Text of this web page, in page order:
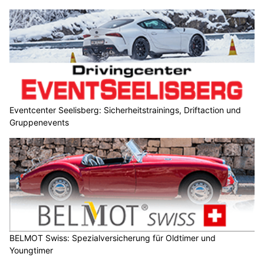
Eventcenter Seelisberg: Sicherheitstrainings, Driftaction und
Gruppenevents
BELMOT Swiss: Spezialversicherung für Oldtimer und
Youngtimer